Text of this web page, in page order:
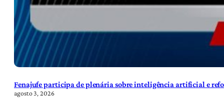
Fenajufe participa de plenária sobre inteligência artificial e
agosto 3, 2026